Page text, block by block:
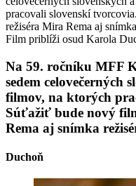
pracovali slovenskí
režiséra Mira Rema aj
Film priblíži osud Karola
Na 59. ročníku MFF
sedem celovečerných
filmov, na ktorých
Súťažiť bude nový
Rema aj snímka
Duchoň